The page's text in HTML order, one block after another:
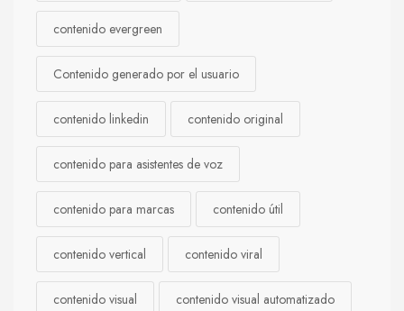
contenido evergreen
Contenido generado por el usuario
contenido linkedin contenido original
contenido para asistentes de voz
contenido para marcas contenido útil
contenido vertical contenido viral
contenido visual contenido visual automatizado